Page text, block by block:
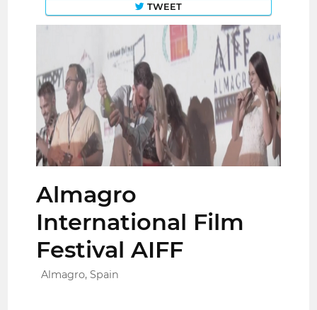
TWEET
Almagro
International Film
Festival AIFF
Almagro, Spain